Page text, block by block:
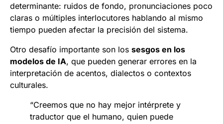
determinante: ruidos de fondo, pronunciaciones poco
claras o múltiples interlocutores hablando al mismo
tiempo pueden afectar la precisión del sistema.
Otro desafío importante son los sesgos en los
modelos de IA, que pueden generar errores en la
interpretación de acentos, dialectos o contextos
culturales.
“Creemos que no hay mejor intérprete y
traductor que el humano, quien puede